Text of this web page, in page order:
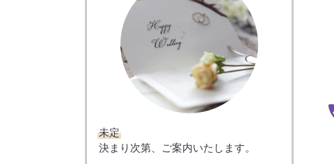
未定
決まり次第、ご案内いたします。